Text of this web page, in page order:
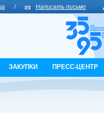
/ Написать письмо
ЗАКУПКИ ПРЕСС-ЦЕНТР